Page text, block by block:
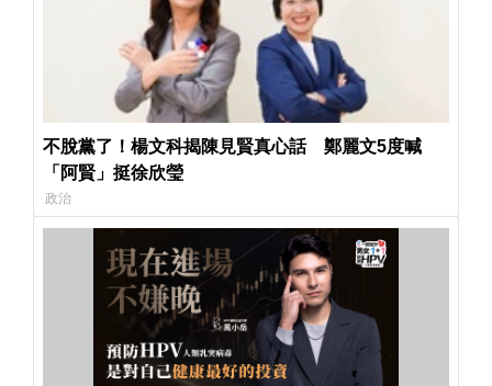
不脫黨了！楊文科揭陳見賢真心話 鄭麗文5度喊
「阿賢」挺徐欣瑩
政治